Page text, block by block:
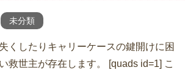
未分類
くしたりキャリーケースの鍵開けに困
救世主が存在します。 [quads id=1] こ